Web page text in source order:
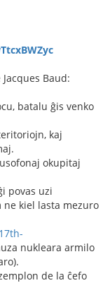
Baud:
batalu ĝis venko
kaj
okupitaj
povas uzi
kiel lasta mezuro
nukleara armilo
de la ĉefo